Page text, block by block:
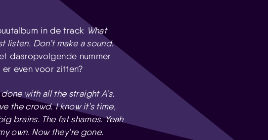
in de track What
listen. Don’t make a sound.
daaropvolgende nummer
even voor zitten?
done with all the straight A’s.
the crowd. I know it’s time,
brains. The fat shames. Yeah
own. Now they’re gone.